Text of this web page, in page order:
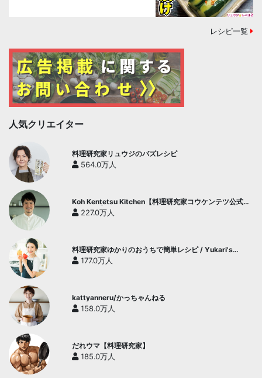
レシピ一覧
人気クリエイター
料理研究家リュウジのバズレシピ
564.0万人
Koh Kentetsu Kitchen【料理研究家コウケンテツ公式チ
ャンネル】
227.0万人
料理研究家ゆかりのおうちで簡単レシピ / Yukari's
Kitchen
177.0万人
kattyanneru/かっちゃんねる
158.0万人
だれウマ【料理研究家】
185.0万人